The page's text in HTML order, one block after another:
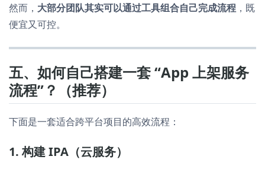
然而， 大部分团队其实可以通过工具组合自己完成流程 ，既
便宜又可控。
五、如何自己搭建一套 “App 上架服务
流程”？（推荐）
下面是一套适合跨平台项目的高效流程：
1. 构建 IPA（云服务）